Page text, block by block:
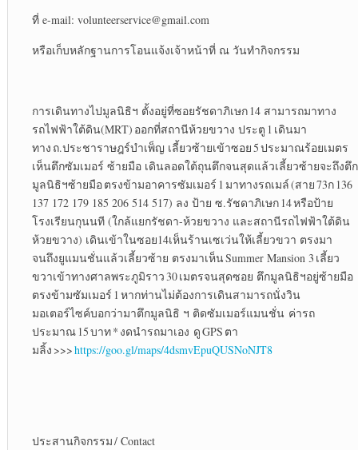
ที่ e-mail: volunteerservice@gmail.com
หรือเก็บหลักฐานการโอนแจ้งเจ้าหน้าที่ ณ วันทำกิจกรรม
การเดินทางไปมูลนิธิฯ ตั้งอยู่ที่ซอยรัชดาภิเษก 14 สามารถมาทาง
รถไฟฟ้าใต้ดิน(MRT) ออกที่สถานีห้วยขวาง ประตู 1 เดินมา
ทาง ถ.ประชาราษฎร์บำเพ็ญ เลี้ยวซ้ายเข้าซอย 5 ประมาณร้อยเมตร
เห็นตึกซัมเมอร์ ซ้ายมือ เดินลอดใต้ถุนตึกจนสุดแล้วเลี้ยวซ้ายจะถึงตึก
มูลนิธิฯซ้ายมือ ตรงข้ามอาคารซัมเมอร์ 1 มาทางรถเมล์ (สาย 73ก 136
137 172 179 185 206 514 517) ลง ป้าย ซ.รัชดาภิเษก 14 หรือป้าย
โรงเรียนกุนนที (ใกล้แยกรัชดา-ห้วยขวาง และสถานีรถไฟฟ้าใต้ดิน
ห้วยขวาง) เดินเข้าในซอย14เห็นร้านเซเว่นให้เลี้ยวขวา ตรงมา
จนถึงยูแมนชั่นแล้วเลี้ยวซ้าย ตรงมาเห็น Summer Mansion 3 เลี้ยว
ขวาเข้าทางศาลพระภูมิราว 30 เมตรจนสุดซอย ตึกมูลนิธิฯอยู่ซ้ายมือ
ตรงข้ามซัมเมอร์ 1 หากท่านไม่ต้องการเดินสามารถนั่งวิน
มอเตอร์ไซค์บอกว่ามาตึกมูลนิธิ ฯ ติดซัมเมอร์แมนชั่น ค่ารถ
ประมาณ 15 บาท * งดนำรถมาเอง ดู GPS ตา
มลิ้ง >>>https://goo.gl/maps/4dsmvEpuQUSNoNJT8
ประสานกิจกรรม / Contact